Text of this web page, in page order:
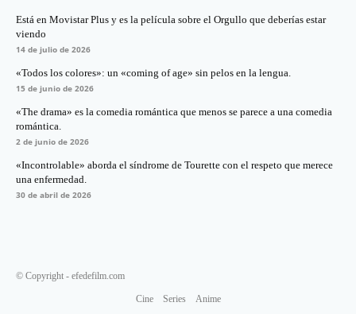
Está en Movistar Plus y es la película sobre el Orgullo que deberías estar
viendo
14 de julio de 2026
«Todos los colores»: un «coming of age» sin pelos en la lengua.
15 de junio de 2026
«The drama» es la comedia romántica que menos se parece a una comedia
romántica.
2 de junio de 2026
«Incontrolable» aborda el síndrome de Tourette con el respeto que merece
una enfermedad.
30 de abril de 2026
© Copyright - efedefilm.com
Cine Series Anime